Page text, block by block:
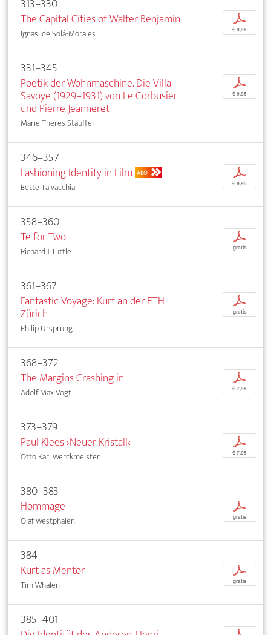
The Capital Cities of Walter Benjamin
Ignasi de Solà-Morales
p
€ 9,95
331–345
Poetik der Wohnmaschine. Die Villa
Savoye (1929–1931) von Le Corbusier
und Pierre Jeanneret
Marie Theres Stauffer
p
€ 9,95
346–357
Fashioning Identity in Film ABO
Bette Talvacchia
p
€ 9,95
358–360
Te for Two
Richard J. Tuttle
p
gratis
361–367
Fantastic Voyage: Kurt an der ETH
Zürich
Philip Ursprung
p
gratis
368–372
The Margins Crashing in
Adolf Max Vogt
p
€ 7,95
373–379
Paul Klees ›Neuer Kristall‹
Otto Karl Werckmeister
p
€ 7,95
380–383
Hommage
Olaf Westphalen
p
gratis
384
Kurt as Mentor
Tim Whalen
p
gratis
385–401